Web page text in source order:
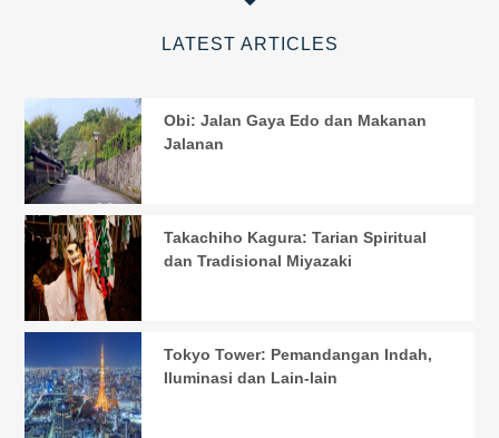
LATEST ARTICLES
Obi: Jalan Gaya Edo dan Makanan
Jalanan
Takachiho Kagura: Tarian Spiritual
dan Tradisional Miyazaki
Tokyo Tower: Pemandangan Indah,
Iluminasi dan Lain-lain